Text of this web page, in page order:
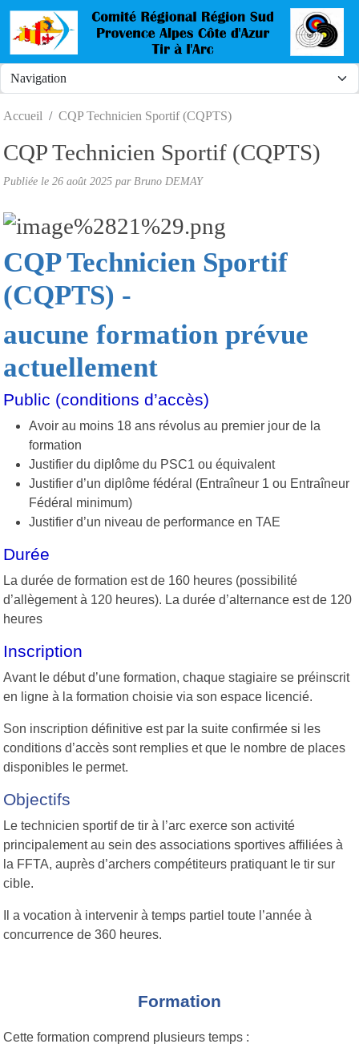
Accueil CQP Technicien Sportif (CQPTS)
CQP Technicien Sportif (CQPTS)
Publiée le 26 août 2025 par Bruno DEMAY
CQP Technicien Sportif
(CQPTS) -
aucune formation prévue
actuellement
Public (conditions d’accès)
Avoir au moins 18 ans révolus au premier jour de la
formation
Justifier du diplôme du PSC1 ou équivalent
Justifier d’un diplôme fédéral (Entraîneur 1 ou Entraîneur
Fédéral minimum)
Justifier d’un niveau de performance en TAE
Durée
La durée de formation est de 160 heures (possibilité
d’allègement à 120 heures). La durée d’alternance est de 120
heures
Inscription
Avant le début d’une formation, chaque stagiaire se préinscrit
en ligne à la formation choisie via son espace licencié.
Son inscription définitive est par la suite confirmée si les
conditions d’accès sont remplies et que le nombre de places
disponibles le permet.
Objectifs
Le technicien sportif de tir à l’arc exerce son activité
principalement au sein des associations sportives affiliées à
la FFTA, auprès d’archers compétiteurs pratiquant le tir sur
cible.
Il a vocation à intervenir à temps partiel toute l’année à
concurrence de 360 heures.
Formation
Cette formation comprend plusieurs temps :
Panneau de gestion des cookies